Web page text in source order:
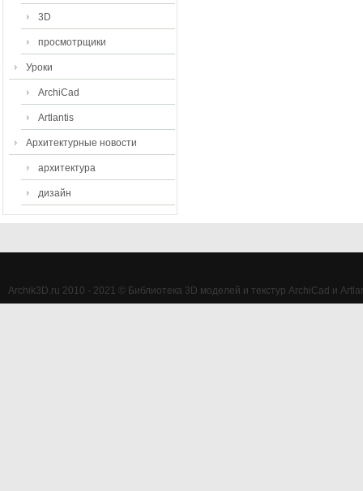
3D
просмотрщики
Уроки
ArchiCad
Artlantis
Архитектурные новости
архитектура
дизайн
Archik3D.ru 2010 - 2021 © Библиотека 3D моделей и текстур ArchiCad и